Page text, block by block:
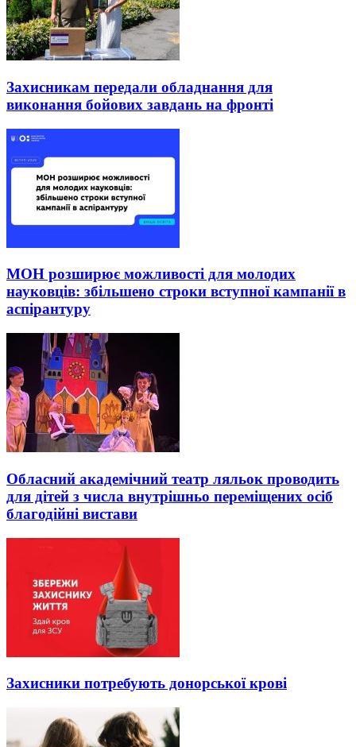
Захисникам передали обладнання для
виконання бойових завдань на фронті
МОН розширює можливості для молодих
науковців: збільшено строки вступної кампанії в
аспірантуру
Обласний академічний театр ляльок проводить
для дітей з числа внутрішньо переміщених осіб
благодійні вистави
Захисники потребують донорської крові